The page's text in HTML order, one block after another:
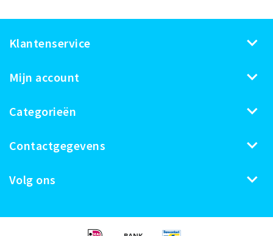
Klantenservice
Mijn account
Categorieën
Contactgegevens
Volg ons